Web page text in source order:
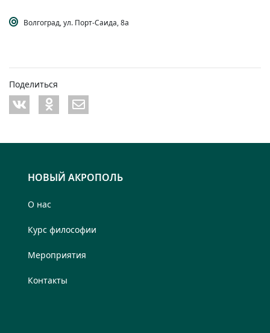
Волгоград, ул. Порт-Саида, 8а
Поделиться
НОВЫЙ АКРОПОЛЬ
О нас
Курс философии
Мероприятия
Контакты